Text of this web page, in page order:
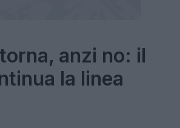
anzi no: il
la linea